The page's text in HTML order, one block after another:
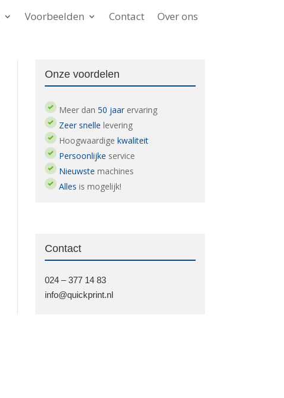
Voorbeelden Contact Over ons
Onze voordelen
Meer dan 50 jaarervaring
Zeer snelle levering
Hoogwaardige kwaliteit
Persoonlijke service
Nieuwste machines
Alles is mogelijk!
Contact
024 – 377 14 83
info@quickprint.nl